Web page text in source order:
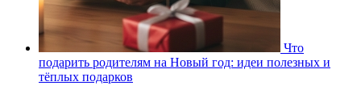
Что
подарить родителям на Новый год: идеи полезных и
тёплых подарков